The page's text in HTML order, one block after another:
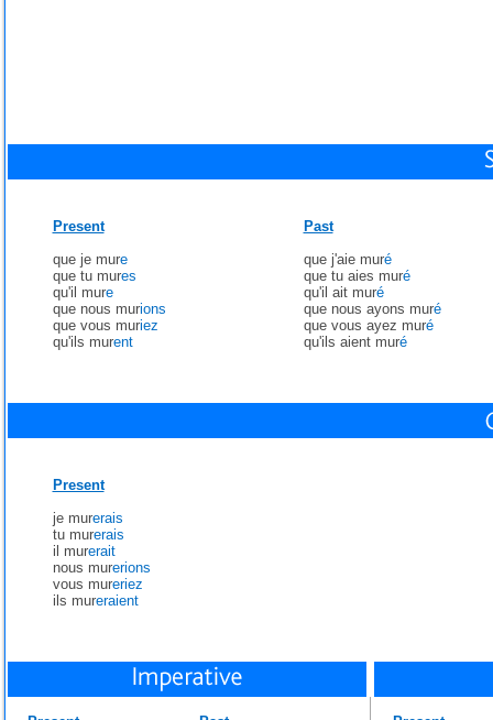
Present
que je mure
que tu mures
qu'il mure
que nous murions
que vous muriez
qu'ils murent
Past
que j'aie muré
que tu aies muré
qu'il ait muré
que nous ayons muré
que vous ayez muré
qu'ils aient muré
Present
je murerais
tu murerais
il murerait
nous murerions
vous mureriez
ils mureraient